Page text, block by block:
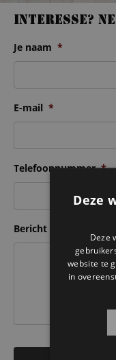
Interesse?
Je naam *
E-mail *
Telefoonnummer *
Bericht
Deze
Deze
website te
in